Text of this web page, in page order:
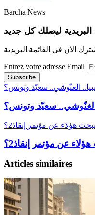
Barcha News
ليصلك كل جديد
الآن في القائمة البريدية
Entrez votre adresse Email
الغنّوشي.. سعيّد وتونس؟
الغنّوشي.. سعيّد وتونس؟
هؤلاء عن مؤتمر إنقاذ2؟
عن مؤتمر إنقاذ2؟
Articles similaires